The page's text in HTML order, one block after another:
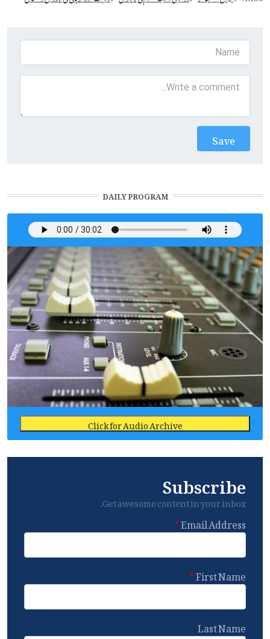
DAILY PROGRAM
Click for Audio Archive
Subscribe
Get awesome content in your inbox.
Email Address
First Name
Last Name